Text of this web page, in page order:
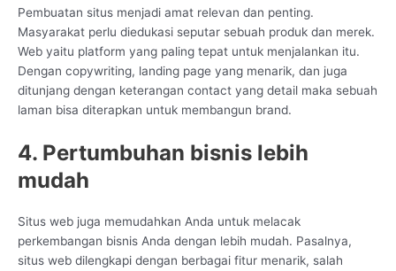
Pembuatan situs menjadi amat relevan dan penting.
Masyarakat perlu diedukasi seputar sebuah produk dan merek.
Web yaitu platform yang paling tepat untuk menjalankan itu.
Dengan copywriting, landing page yang menarik, dan juga
ditunjang dengan keterangan contact yang detail maka sebuah
laman bisa diterapkan untuk membangun brand.
4. Pertumbuhan bisnis lebih
mudah
Situs web juga memudahkan Anda untuk melacak
perkembangan bisnis Anda dengan lebih mudah. Pasalnya,
situs web dilengkapi dengan berbagai fitur menarik, salah